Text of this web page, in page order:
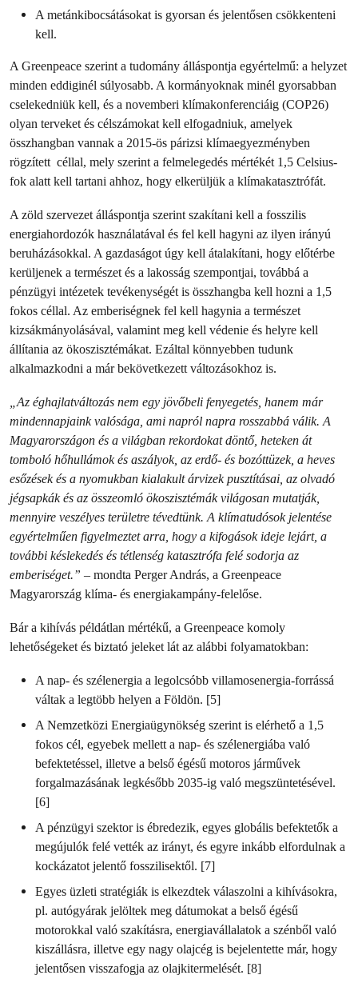
A metánkibocsátásokat is gyorsan és jelentősen csökkenteni
kell.
A Greenpeace szerint a tudomány álláspontja egyértelmű: a helyzet
minden eddiginél súlyosabb. A kormányoknak minél gyorsabban
cselekedniük kell, és a novemberi klímakonferenciáig (COP26)
olyan terveket és célszámokat kell elfogadniuk, amelyek
összhangban vannak a 2015-ös párizsi klímaegyezményben
rögzített céllal, mely szerint a felmelegedés mértékét 1,5 Celsius-
fok alatt kell tartani ahhoz, hogy elkerüljük a klímakatasztrófát.
A zöld szervezet álláspontja szerint szakítani kell a fosszilis
energiahordozók használatával és fel kell hagyni az ilyen irányú
beruházásokkal. A gazdaságot úgy kell átalakítani, hogy előtérbe
kerüljenek a természet és a lakosság szempontjai, továbbá a
pénzügyi intézetek tevékenységét is összhangba kell hozni a 1,5
fokos céllal. Az emberiségnek fel kell hagynia a természet
kizsákmányolásával, valamint meg kell védenie és helyre kell
állítania az ökoszisztémákat. Ezáltal könnyebben tudunk
alkalmazkodni a már bekövetkezett változásokhoz is.
„Az éghajlatváltozás nem egy jövőbeli fenyegetés, hanem már
mindennapjaink valósága, ami napról napra rosszabbá válik. A
Magyarországon és a világban rekordokat döntő, heteken át
tomboló hőhullámok és aszályok, az erdő- és bozóttüzek, a heves
esőzések és a nyomukban kialakult árvizek pusztításai, az olvadó
jégsapkák és az összeomló ökoszisztémák világosan mutatják,
mennyire veszélyes területre tévedtünk. A klímatudósok jelentése
egyértelműen figyelmeztet arra, hogy a kifogások ideje lejárt, a
további késlekedés és tétlenség katasztrófa felé sodorja az
emberiséget.” – mondta Perger András, a Greenpeace
Magyarország klíma- és energiakampány-felelőse.
Bár a kihívás példátlan mértékű, a Greenpeace komoly
lehetőségeket és biztató jeleket lát az alábbi folyamatokban:
A nap- és szélenergia a legolcsóbb villamosenergia-forrássá
váltak a legtöbb helyen a Földön. [5]
A Nemzetközi Energiaügynökség szerint is elérhető a 1,5
fokos cél, egyebek mellett a nap- és szélenergiába való
befektetéssel, illetve a belső égésű motoros járművek
forgalmazásának legkésőbb 2035-ig való megszüntetésével.
[6]
A pénzügyi szektor is ébredezik, egyes globális befektetők a
megújulók felé vették az irányt, és egyre inkább elfordulnak a
kockázatot jelentő fosszilisektől. [7]
Egyes üzleti stratégiák is elkezdtek válaszolni a kihívásokra,
pl. autógyárak jelöltek meg dátumokat a belső égésű
motorokkal való szakításra, energiavállalatok a szénből való
kiszállásra, illetve egy nagy olajcég is bejelentette már, hogy
jelentősen visszafogja az olajkitermelését. [8]